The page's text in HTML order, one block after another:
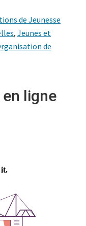
de Jeunesse
, Jeunes et
de
en ligne